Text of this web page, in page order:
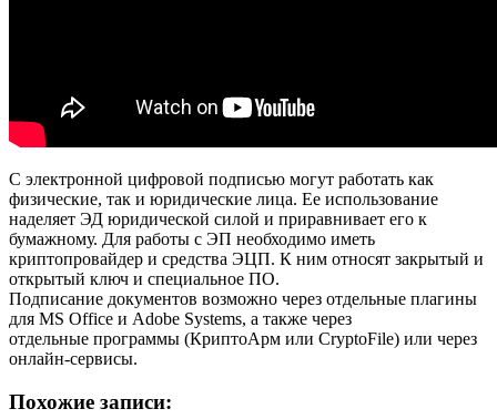
С электронной цифровой подписью могут работать как
физические, так и юридические лица. Ее использование
наделяет ЭД юридической силой и приравнивает его к
бумажному. Для работы с ЭП необходимо иметь
криптопровайдер и средства ЭЦП. К ним относят закрытый и
открытый ключ и специальное ПО.
Подписание документов возможно через отдельные плагины
для MS Office и Adobe Systems, а также через
отдельные программы (КриптоАрм или CryptoFile) или через
онлайн-сервисы.
Похожие записи: